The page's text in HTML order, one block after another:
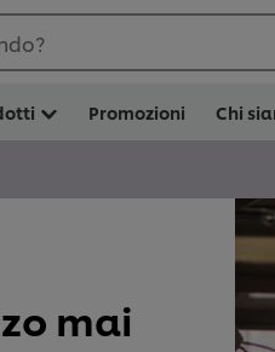
Promozioni Chi
mai